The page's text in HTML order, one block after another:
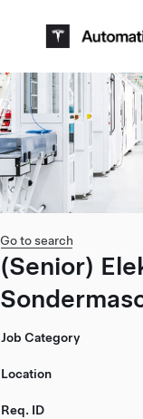
Skip to main content
Go to search
(Senior)
Job Category
Location
Req. ID